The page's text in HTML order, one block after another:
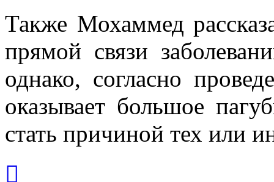
Также Мохаммед
прямой связи
однако, согласно
оказывает большое
стать причиной тех или